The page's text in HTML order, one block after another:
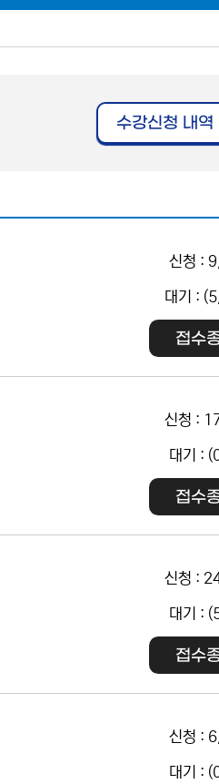
수강신청 내역
신청 :
대기 :
접수
신청 :
대기 :
접수
신청 :
대기 :
접수
신청 :
대기 :